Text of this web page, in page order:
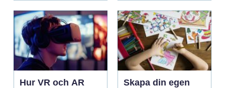
Hur VR och AR
Skapa din egen